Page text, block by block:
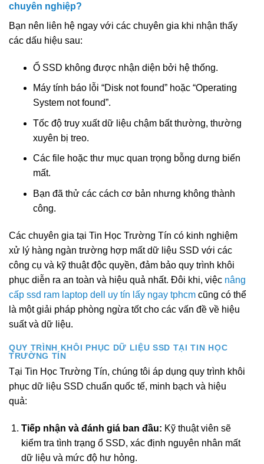
chuyên nghiệp?
Bạn nên liên hệ ngay với các chuyên gia khi nhận thấy
các dấu hiệu sau:
Ổ SSD không được nhận diện bởi hệ thống.
Máy tính báo lỗi “Disk not found” hoặc “Operating
System not found”.
Tốc độ truy xuất dữ liệu chậm bất thường, thường
xuyên bị treo.
Các file hoặc thư mục quan trọng bỗng dưng biến
mất.
Bạn đã thử các cách cơ bản nhưng không thành
công.
Các chuyên gia tại Tin Học Trường Tín có kinh nghiệm
xử lý hàng ngàn trường hợp mất dữ liệu SSD với các
công cụ và kỹ thuật độc quyền, đảm bảo quy trình khôi
phục diễn ra an toàn và hiệu quả nhất. Đôi khi, việc nâng
cấp ssd ram laptop dell uy tín lấy ngay tphcm cũng có thể
là một giải pháp phòng ngừa tốt cho các vấn đề về hiệu
suất và dữ liệu.
QUY TRÌNH KHÔI PHỤC DỮ LIỆU SSD TẠI TIN HỌC
TRƯỜNG TÍN
Tại Tin Học Trường Tín, chúng tôi áp dụng quy trình khôi
phục dữ liệu SSD chuẩn quốc tế, minh bạch và hiệu
quả:
Tiếp nhận và đánh giá ban đầu: Kỹ thuật viên sẽ
kiểm tra tình trạng ổ SSD, xác định nguyên nhân mất
dữ liệu và mức độ hư hỏng.